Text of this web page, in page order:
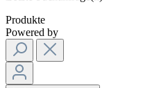
Produkte
Powered by